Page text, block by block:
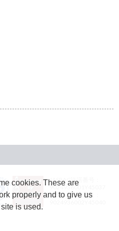
JASRAC許諾番号：
9024936001Y45037
JASRAC許諾番号：
cookies. These are
properly and to give us
is used.